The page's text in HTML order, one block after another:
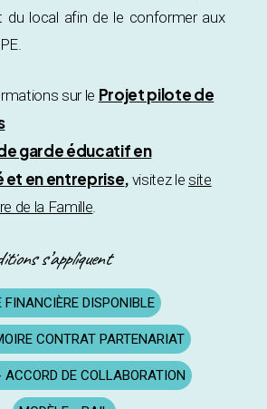
du local afin de le conformer aux
sur le Projet pilote de
garde éducatif en
et en entreprise, visitez le site
de la Famille.
s’appliquent
FINANCIÈRE DISPONIBLE
CONTRAT PARTENARIAT
ACCORD DE COLLABORATION